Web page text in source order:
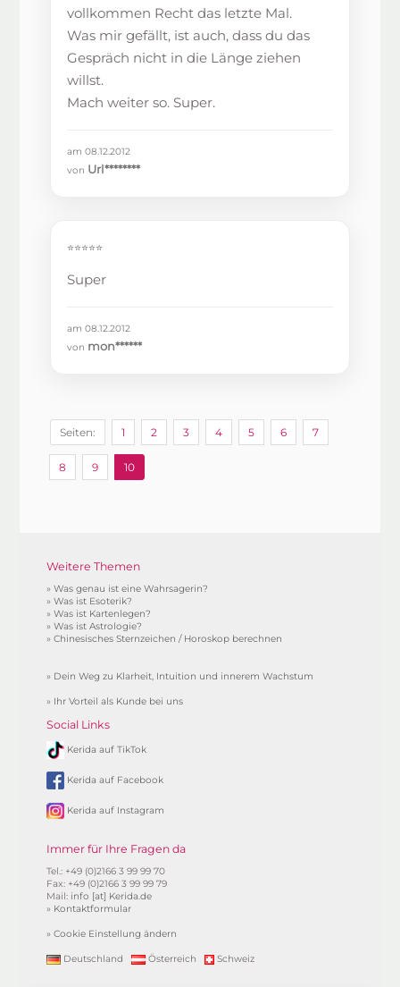
vollkommen Recht das letzte Mal.
Was mir gefällt, ist auch, dass du das
Gespräch nicht in die Länge ziehen
willst.
Mach weiter so. Super.
am 08.12.2012
von Url********
⭐⭐⭐⭐⭐
Super
am 08.12.2012
von mon******
Seiten: 1 2 3 4 5 6 7
8 9 10
Weitere Themen
»Was genau ist eine Wahrsagerin?
»Was ist Esoterik?
»Was ist Kartenlegen?
»Was ist Astrologie?
»Chinesisches Sternzeichen / Horoskop berechnen
» Dein Weg zu Klarheit, Intuition und innerem Wachstum
» Ihr Vorteil als Kunde bei uns
Social Links
Kerida auf TikTok
Kerida auf Facebook
Kerida auf Instagram
Immer für Ihre Fragen da
Tel.: +49 (0)2166 3 99 99 70
Fax: +49 (0)2166 3 99 99 79
Mail: info [at] Kerida.de
» Kontaktformular
»Cookie Einstellung ändern
Deutschland Österreich Schweiz